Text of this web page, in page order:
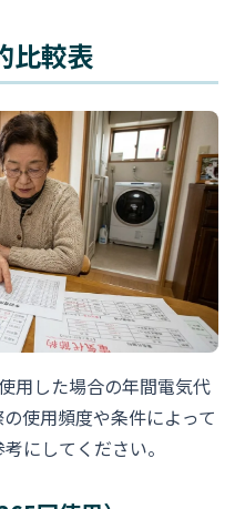
比較表
用した場合の年間電気代
使用頻度や条件によって
にしてください。